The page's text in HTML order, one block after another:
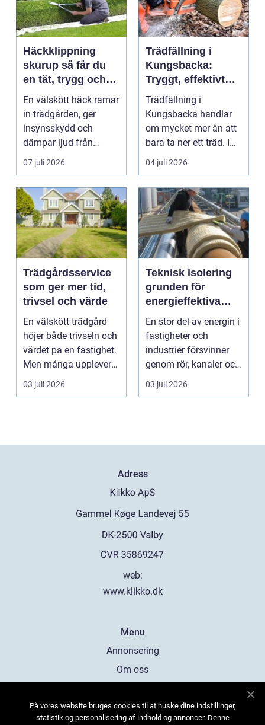
Häckklippning
skurup så får du
en tät, trygg och
snygg häck året
runt
En välskött häck ramar
in trädgården, ger
insynsskydd och
dämpar ljud från
vägen. Samtidigt kan
häck...
07 juli 2026
Trädfällning i
Kungsbacka:
Tryggt, effektivt
och med omtanke
om hela tomten
Trädfällning i
Kungsbacka handlar
om mycket mer än att
bara ta ner ett träd. I
e...
04 juli 2026
Trädgårdsservice
som ger mer tid,
trivsel och värde
En välskött trädgård
höjer både trivseln och
värdet på en fastighet.
Men många upplever
att tiden, o...
03 juli 2026
Teknisk isolering
grunden för
energieffektiva
och säkra
byggnader
En stor del av energin i
fastigheter och
industrier försvinner
genom rör, kanaler och
tekniska insta...
03 juli 2026
Adress
web:
www.klikko.dk
Menu
Annonsering
Om oss
Kontakta oss
På vores website bruges cookies til at huske dine indstillinger,
statistik og personalisering af indhold og annoncer. Denne